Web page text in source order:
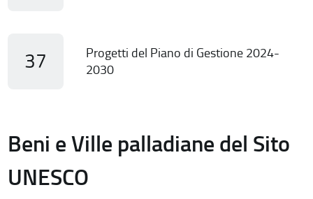
37
Progetti del Piano di Gestione 2024-
2030
Beni e Ville palladiane del Sito
UNESCO